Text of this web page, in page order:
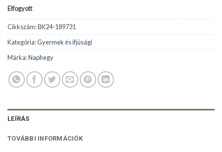
Elfogyott
Cikkszám:BK24-189731
Kategória:Gyermek és ifjúsági
Márka:Naphegy
LEÍRÁS
TOVÁBBI INFORMÁCIÓK